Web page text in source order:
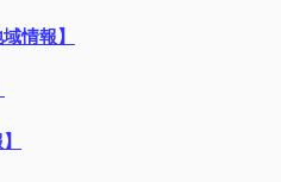
情報】